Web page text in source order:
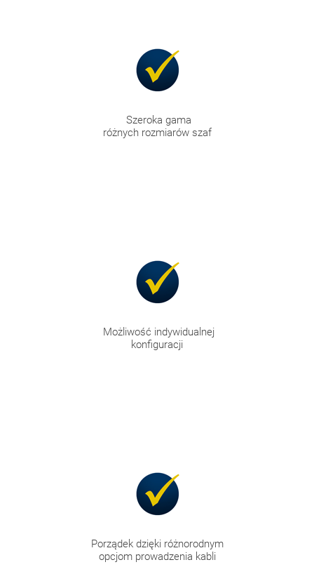
Szeroka gama
różnych rozmiarów szaf
Możliwość indywidualnej
konfiguracji
Porządek dzięki różnorodnym
opcjom prowadzenia kabli